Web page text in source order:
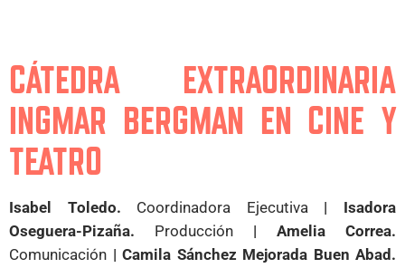
CÁTEDRA EXTRAORDINARIA
INGMAR BERGMAN EN CINE Y
TEATRO
Isabel Toledo. Coordinadora Ejecutiva| Isadora
Oseguera-Pizaña. Producción | Amelia Correa.
Comunicación | Camila Sánchez Mejorada Buen Abad.